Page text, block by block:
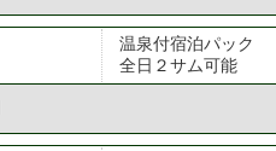
温泉付宿泊パック
全日２サム可能